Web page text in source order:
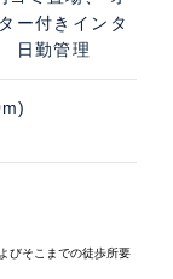
ー付きインタ
日勤管理
びそこまでの徒歩所要